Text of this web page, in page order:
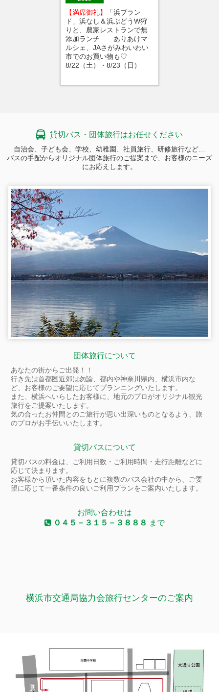
【満席御礼】
「浜ブラン
ド」浜なし＆浜ぶどうW狩
りと、農家レストランで無
添加ランチ ありあけマ
ルシェ、JAさがみわいわい
市でのお買い物も♡
8/22（土）・8/23（日）
貸切バス・団体旅行はお任せください
自治会、子ども会、学校、幼稚園、社員旅行、研修旅行など…
バスの手配からオリジナル団体旅行のご提案まで、お客様のニーズ
にお応えします。
団体旅行について
あなたの街からご出発！！
行き先は首都圏近郊は勿論、都内や神奈川県内、横浜市内な
ど、お客様のご要望に応じてプランニングいたします。
また、横浜へいらしたお客様に、地元のプロがオリジナル観光
旅行をご提案いたします。
気の合ったお仲間とのご旅行が思い出深いものとなるよう、旅
のプロがお手伝いいたします。
貸切バスについて
貸切バスの料金は、ご利用日数・ご利用時間・走行距離などに
応じて決まります。
お客様から頂いた内容をもとに複数のバス会社の中から、ご要
望に応じて一番条件の良いご利用プランをご案内いたします。
お問い合わせは
０４５－３１５－３８８８ まで
横浜市交通局協力会旅行センターのご案内